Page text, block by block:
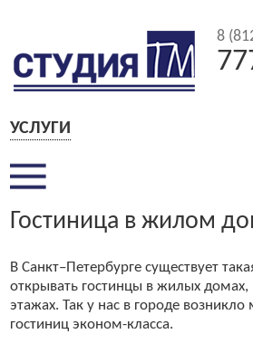
8
УСЛУГИ
Гостиница в жилом
В Санкт–Петербурге существует
открывать гостинцы в жилых
этажах. Так у нас в городе
гостиниц эконом-класса.